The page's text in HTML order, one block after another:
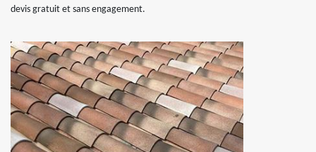
devis gratuit et sans engagement.